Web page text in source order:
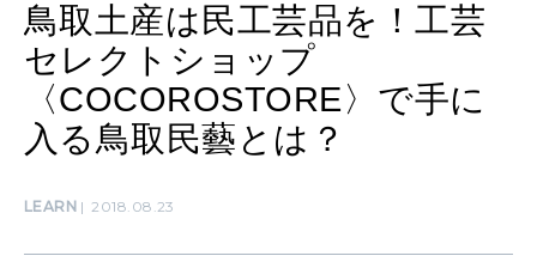
女神まり愛のタロットメッセージ
算命学がわかる今月のあなた
LEARN
知る、考える
鳥取土産は民工芸品を！工芸
セレクトショップ
〈COCOROSTORE〉で手に
入る鳥取民藝とは？
LEARN 2018.08.23